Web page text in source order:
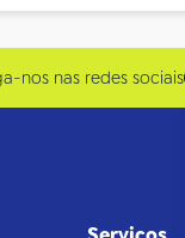
nos nas redes sociais